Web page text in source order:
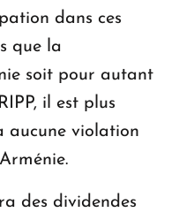
dans ces
que la
soit pour autant
il est plus
aucune violation
des dividendes